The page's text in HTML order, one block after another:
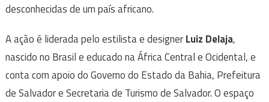
desconhecidas de um país africano.
A ação é liderada pelo estilista e designerLuiz Delaja,
nascido no Brasil e educado na África Central e Ocidental, e
conta com apoio do Governo do Estado da Bahia, Prefeitura
de Salvador e Secretaria de Turismo de Salvador. O espaço